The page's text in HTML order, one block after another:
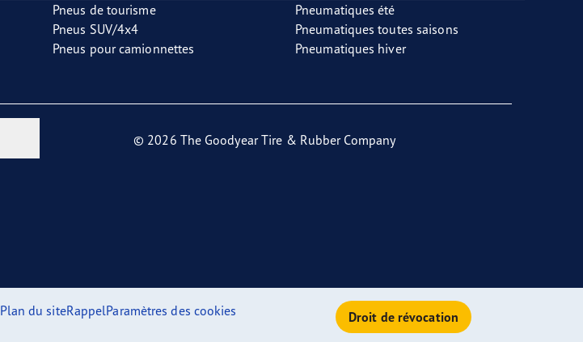
Pneus de tourisme
Pneus SUV/4x4
Pneus pour camionnettes
Pneumatiques été
Pneumatiques toutes saisons
Pneumatiques hiver
© 2026 The Goodyear Tire & Rubber Company
Plan du siteRappelParamètres des cookies Droit de révocation